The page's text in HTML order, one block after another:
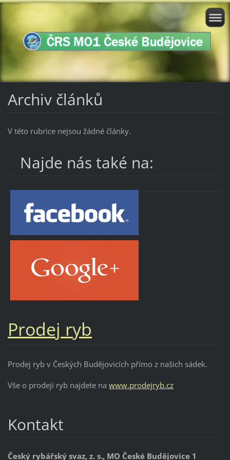
Archiv článků
V této rubrice nejsou žádné články.
Najde nás také na:
Prodej ryb
Prodej ryb v Českých Budějovicích přímo z našich sádek.
Vše o prodeji ryb najdete na www.prodejryb.cz
Kontakt
Český rybářský svaz, z. s., MO České Budějovice 1